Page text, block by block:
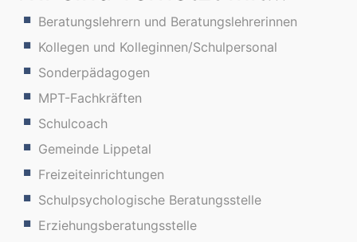
Beratungslehrern und Beratungslehrerinnen
Kollegen und Kolleginnen/Schulpersonal
Sonderpädagogen
MPT-Fachkräften
Schulcoach
Gemeinde Lippetal
Freizeiteinrichtungen
Schulpsychologische Beratungsstelle
Erziehungsberatungsstelle